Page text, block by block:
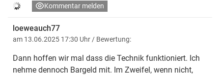
Kommentar melden
loeweauch77
am 13.06.2025 17:30 Uhr / Bewertung:
Dann hoffen wir mal dass die Technik funktioniert. Ich
nehme dennoch Bargeld mit. Im Zweifel, wenn nicht,